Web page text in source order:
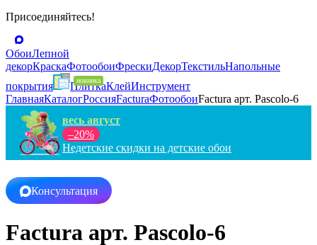
Присоединяйтесь!
ОбоиЛепной
декорКраскаФотообоиФрескиДекорТекстильНапольные
покрытия
ПлиткаКлейИнструмент
ГлавнаяКаталогРоссияFacturaФотообоиFactura арт. Pascolo-6
весь август
–20%
Недетские скидки на детские обои
Консультация
Factura арт. Pascolo-6